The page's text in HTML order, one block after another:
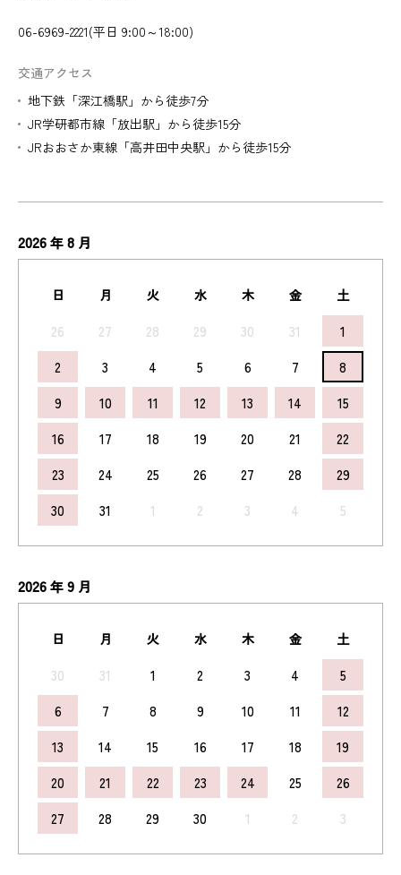
06-6969-2221(平日 9:00～18:00)
交通アクセス
地下鉄「深江橋駅」から徒歩7分
JR学研都市線「放出駅」から徒歩15分
JRおおさか東線「高井田中央駅」から徒歩15分
2026年8 月
日 月 火 水 木 金 土
26 27 28 29 30 31
1
2
3 4 5 6 7
8
9
10 11 12 13 14
15
16
17 18 19 20 21
22
23
24 25 26 27 28
29
30
31 1 2 3 4 5
2026年9 月
日 月 火 水 木 金 土
30 31 1 2 3 4
5
6
7 8 9 10 11
12
13
14 15 16 17 18
19
20
21 22 23 24 25
26
27
28 29 30 1 2 3